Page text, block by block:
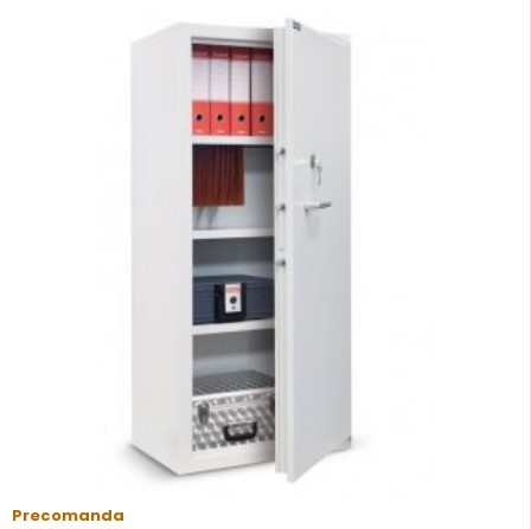
Precomanda